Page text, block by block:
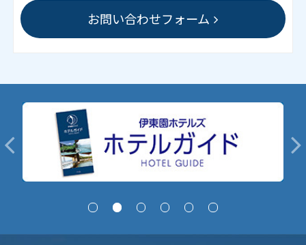
お問い合わせフォーム